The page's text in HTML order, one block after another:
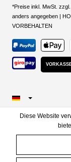
*Preise inkl. MwSt.
anders angegeben |
VORBEHALTEN
Diese Website